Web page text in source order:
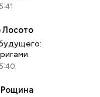
Лосото
Рощина